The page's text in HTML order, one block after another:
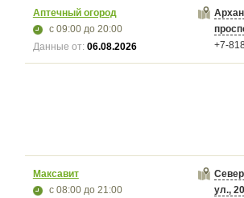
Аптечный огород
с 09:00до 20:00
Данные от: 06.08.2026
+7-
Максавит
с 08:00до 21:00
ул., 20